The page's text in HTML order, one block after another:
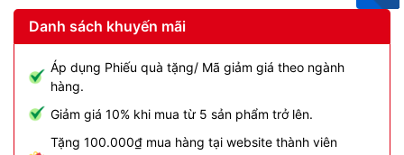
Danh sách khuyến mãi
Áp dụng Phiếu quà tặng/ Mã giảm giá theo ngành
hàng.
Giảm giá 10% khi mua từ 5 sản phẩm trở lên.
Tặng 100.000₫ mua hàng tại website thành viên